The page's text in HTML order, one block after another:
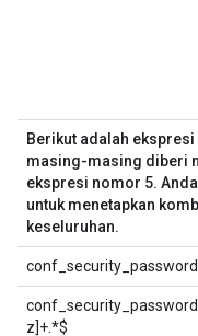
Berikut adalah
masing-masing diberi
ekspresi nomor 5.
untuk menetapkan
keseluruhan.
z]+.*$